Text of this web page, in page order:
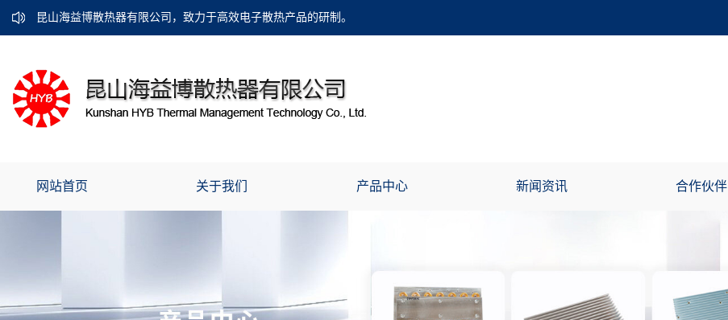
昆山海益博散热器有限公司，致力于高效电子散热产品的研制。
网站首页 关于我们 产品中心 新闻资讯 合作伙伴